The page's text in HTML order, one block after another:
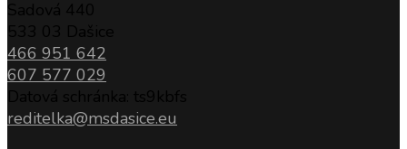
466 951 642
607 577 029
reditelka@msdasice.eu